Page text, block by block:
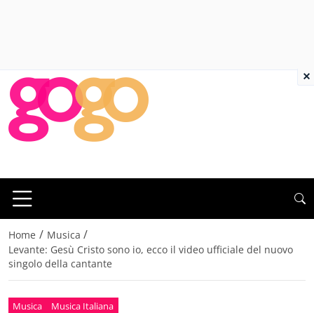
Home / Musica /
Levante: Gesù Cristo sono io, ecco il video ufficiale del nuovo
singolo della cantante
Musica Musica Italiana
×